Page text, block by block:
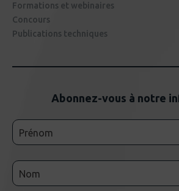
Formations et webinaires
Concours
Publications techniques
Abonnez-vous à notre